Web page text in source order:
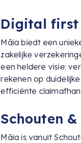
Digital first
Māia biedt een
zakelijke
een heldere visie:
rekenen op
efficiënte
Schouten
Māia is vanuit